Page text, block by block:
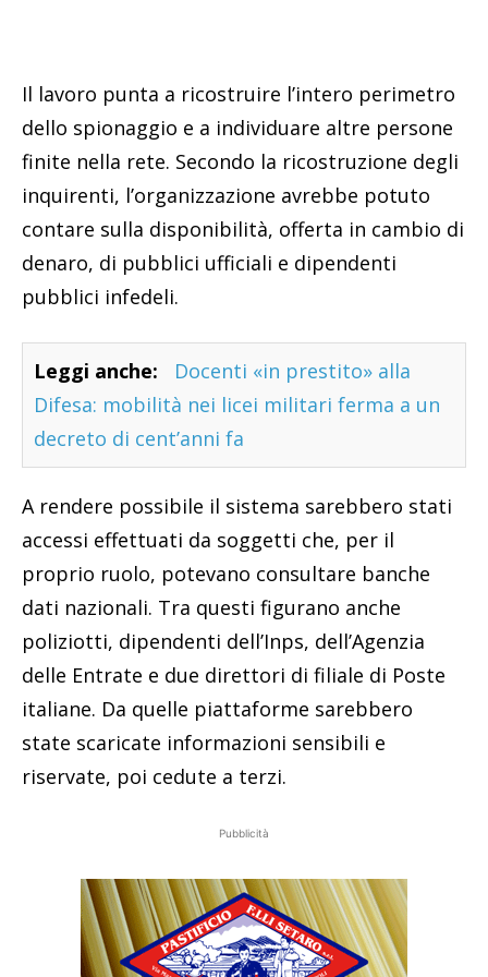
Il lavoro punta a ricostruire l’intero perimetro
dello spionaggio e a individuare altre persone
finite nella rete. Secondo la ricostruzione degli
inquirenti, l’organizzazione avrebbe potuto
contare sulla disponibilità, offerta in cambio di
denaro, di pubblici ufficiali e dipendenti
pubblici infedeli.
Leggi anche:
Docenti «in prestito» alla
Difesa: mobilità nei licei militari ferma a un
decreto di cent’anni fa
A rendere possibile il sistema sarebbero stati
accessi effettuati da soggetti che, per il
proprio ruolo, potevano consultare banche
dati nazionali. Tra questi figurano anche
poliziotti, dipendenti dell’Inps, dell’Agenzia
delle Entrate e due direttori di filiale di Poste
italiane. Da quelle piattaforme sarebbero
state scaricate informazioni sensibili e
riservate, poi cedute a terzi.
Pubblicità